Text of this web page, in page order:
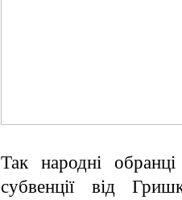
Так народні
субвенції від